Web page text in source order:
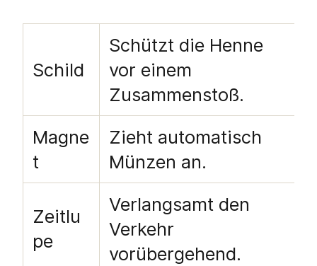
Schild
Schützt die Henne
vor einem
Zusammenstoß.
Magne
t
Zieht automatisch
Münzen an.
Zeitlu
pe
Verlangsamt den
Verkehr
vorübergehend.